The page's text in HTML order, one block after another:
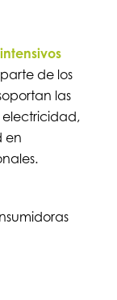
de los
las
electricidad,
en